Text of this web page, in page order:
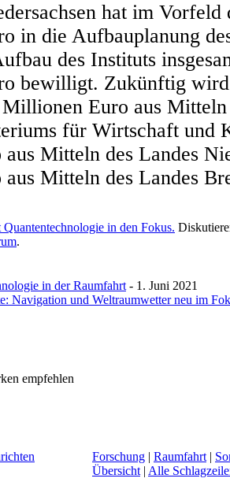
hat im
in die Aufbauplanung
des Instituts
bewilligt. Zukünftig
Euro aus Mitteln
für Wirtschaft und
Mitteln des Landes
aus Mitteln des Landes
in den Fokus.
.
in der Raumfahrt - 1. Juni 2021
Navigation und Weltraumwetter neu im
Forschung | Raumfahrt |
Übersicht | Alle